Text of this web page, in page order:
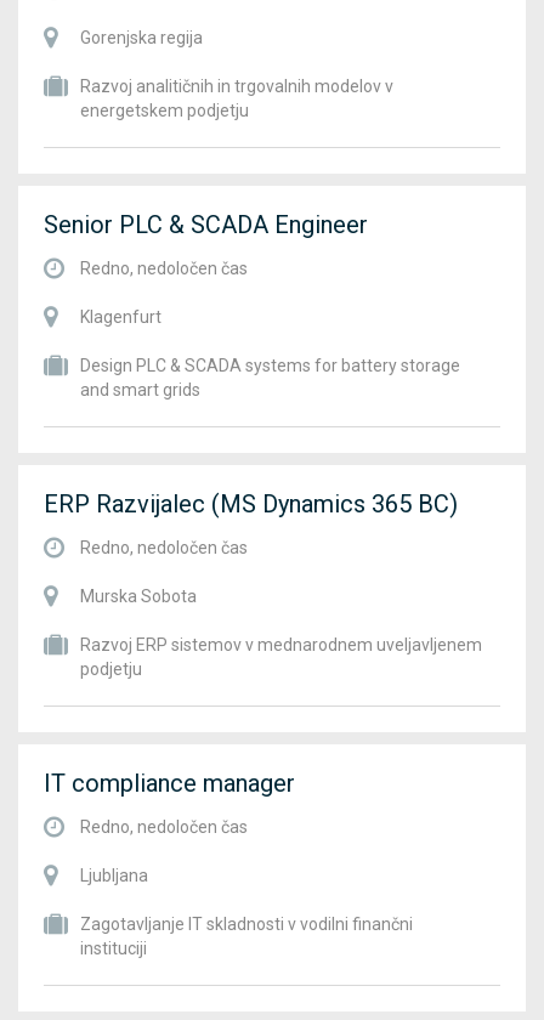
Gorenjska regija
Razvoj analitičnih in trgovalnih modelov v
energetskem podjetju
Senior PLC & SCADA Engineer
Redno, nedoločen čas
Klagenfurt
Design PLC & SCADA systems for battery storage
and smart grids
ERP Razvijalec (MS Dynamics 365 BC)
Redno, nedoločen čas
Murska Sobota
Razvoj ERP sistemov v mednarodnem uveljavljenem
podjetju
IT compliance manager
Redno, nedoločen čas
Ljubljana
Zagotavljanje IT skladnosti v vodilni finančni
instituciji